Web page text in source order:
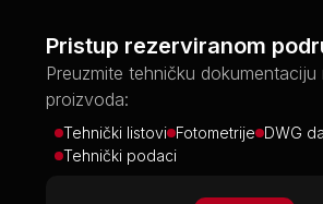
Pristup rezerviranom
Preuzmite tehničku dokumentaciju
proizvoda:
Tehnički listovi Fotometrije DWG
Tehnički podaci